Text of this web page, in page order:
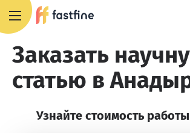
Заказать
статью в
Узнайте стоимость